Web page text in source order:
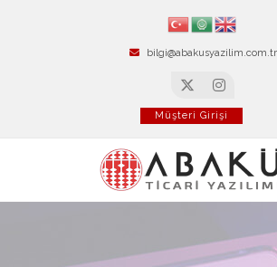
bilgi@abakusyazilim.com.tr
Müşteri Girişi